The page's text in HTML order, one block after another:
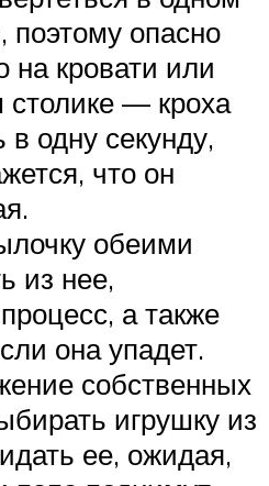
поэтому опасно
на кровати или
столике — кроха
в одну секунду,
что он
обеими
из нее,
а также
она упадет.
собственных
игрушку из
ее, ожидая,